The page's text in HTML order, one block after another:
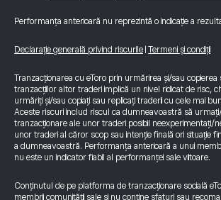
Performanța anterioară nu reprezintă o indicație a
Declarație generală privind riscurile Termeni și condiții
Tranzacționarea cu eToro prin urmărirea și/sau copierea
tranzacțiilor altor traderi implică un nivel ridicat de risc,
urmăriți și/sau copiați sau replicați traderii cu cele mai
Aceste riscuri includ riscul ca dumneavoastră să urmați/
tranzacționare ale unor traderi posibil neexperimentați/
unor traderi al căror scop sau intenție finală ori situație
a dumneavoastră. Performanța anterioară a unui
nu este un indicator fiabil al performanței sale viitoare.
Conținutul de pe platforma de tranzacționare socială
membrii comunității sale și nu conține sfaturi sau